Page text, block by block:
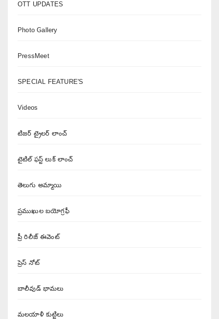
OTT UPDATES
Photo Gallery
PressMeet
SPECIAL FEATURE'S
Videos
టిజర్ ట్రైలర్ లాంచ్
టైటిల్ ఫస్ట్ లుక్ లాంచ్
తెలుగు అమ్మాయి
ప్రముఖుల బయోగ్రఫీ
ప్రీ రిలీజ్ ఈవెంట్
ప్రెస్ నోట్
బాలీవుడ్ భామలు
మలయాళీ కుట్టిలు